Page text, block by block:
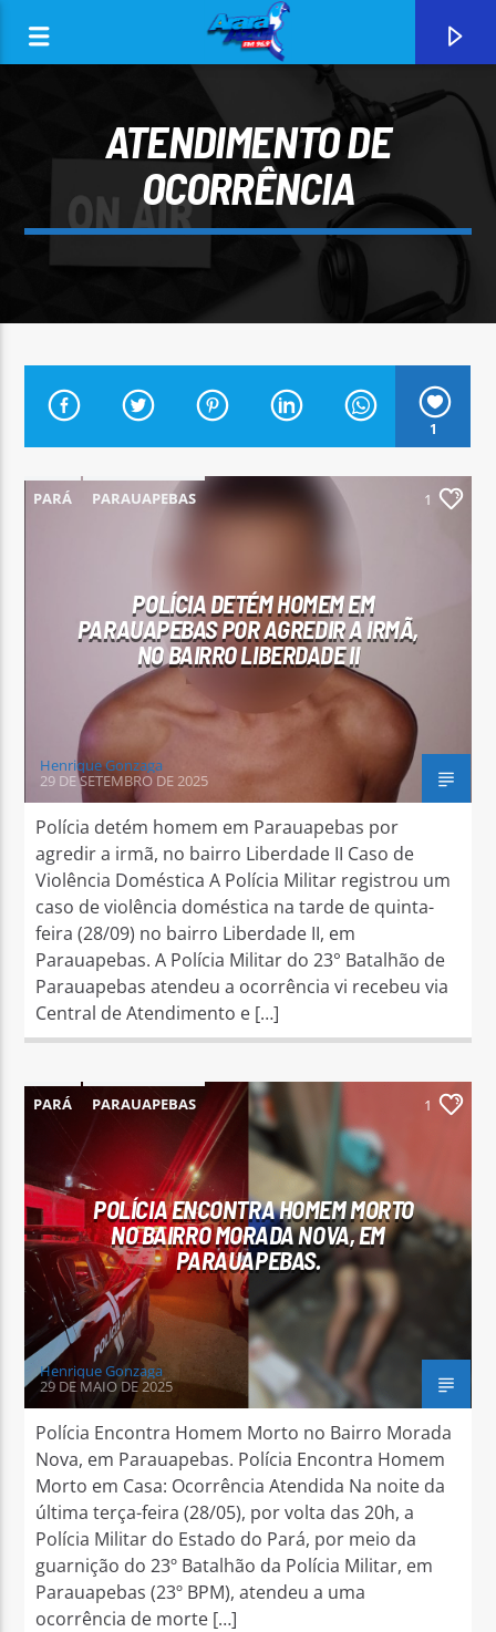
CURRENT TRACK
ARARA AZUL FM 96,9
Arara Azul FM
ATENDIMENTO DE
OCORRÊNCIA
1
PARÁ PARAUAPEBAS 1
POLÍCIA DETÉM HOMEM EM
PARAUAPEBAS POR AGREDIR A IRMÃ,
NO BAIRRO LIBERDADE II
Henrique Gonzaga
29 DE SETEMBRO DE 2025
Polícia detém homem em Parauapebas por
agredir a irmã, no bairro Liberdade II Caso de
Violência Doméstica A Polícia Militar registrou um
caso de violência doméstica na tarde de quinta-
feira (28/09) no bairro Liberdade II, em
Parauapebas. A Polícia Militar do 23° Batalhão de
Parauapebas atendeu a ocorrência vi recebeu via
Central de Atendimento e […]
PARÁ PARAUAPEBAS 1
POLÍCIA ENCONTRA HOMEM MORTO
NO BAIRRO MORADA NOVA, EM
PARAUAPEBAS.
Henrique Gonzaga
29 DE MAIO DE 2025
Polícia Encontra Homem Morto no Bairro Morada
Nova, em Parauapebas. Polícia Encontra Homem
Morto em Casa: Ocorrência Atendida Na noite da
última terça-feira (28/05), por volta das 20h, a
Polícia Militar do Estado do Pará, por meio da
guarnição do 23º Batalhão da Polícia Militar, em
Parauapebas (23º BPM), atendeu a uma
ocorrência de morte […]